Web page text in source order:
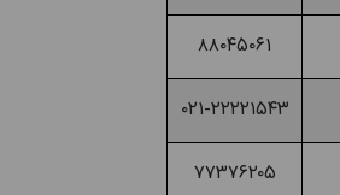
۸۸۰۴۵۰۶۱
۰۲۱-۲۲۲۲۱۵۴۳
۷۷۳۷۶۲۰۵